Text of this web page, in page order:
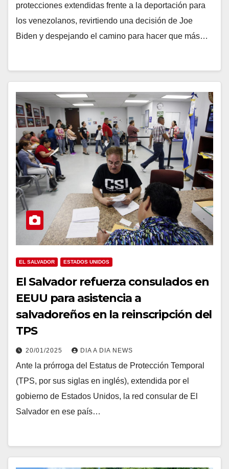
protecciones extendidas frente a la deportación para
los venezolanos, revirtiendo una decisión de Joe
Biden y despejando el camino para hacer que más…
EL SALVADOR ESTADOS UNIDOS
El Salvador refuerza consulados en
EEUU para asistencia a
salvadoreños en la reinscripción del
TPS
20/01/2025 DIA A DIA NEWS
Ante la prórroga del Estatus de Protección Temporal
(TPS, por sus siglas en inglés), extendida por el
gobierno de Estados Unidos, la red consular de El
Salvador en ese país…